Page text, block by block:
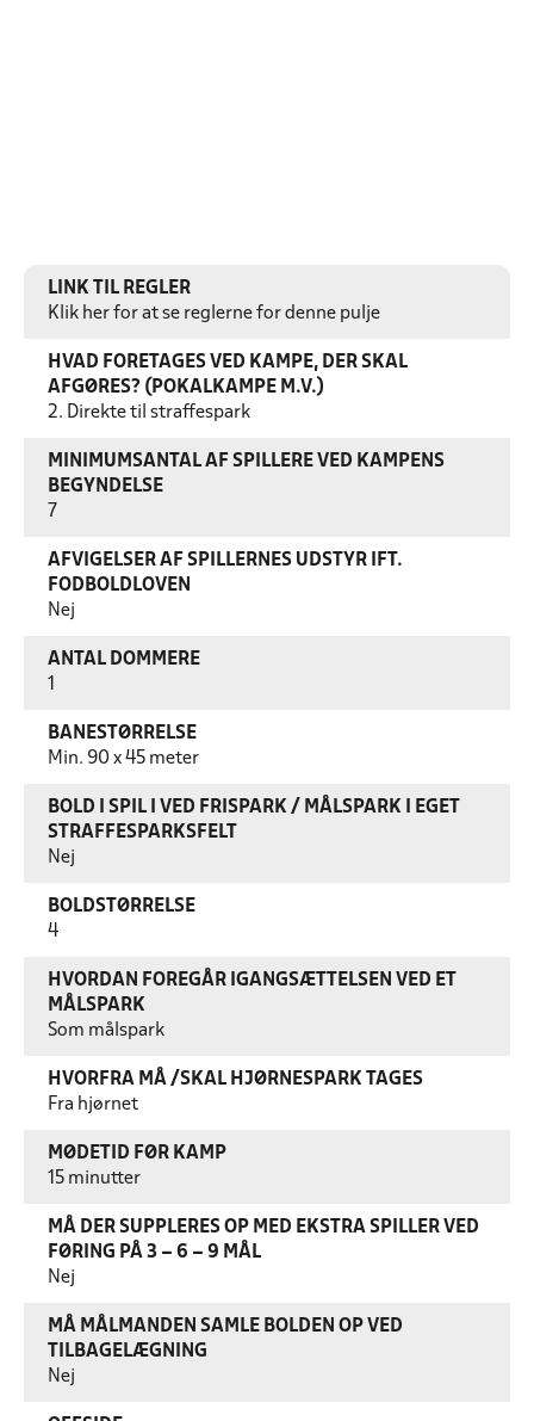
LINK TIL REGLER
Klik her for at se reglerne for denne pulje
HVAD FORETAGES VED KAMPE, DER SKAL
AFGØRES? (POKALKAMPE M.V.)
2. Direkte til straffespark
MINIMUMSANTAL AF SPILLERE VED KAMPENS
BEGYNDELSE
7
AFVIGELSER AF SPILLERNES UDSTYR IFT.
FODBOLDLOVEN
Nej
ANTAL DOMMERE
BANESTØRRELSE
Min. 90 x 45 meter
BOLD I SPIL I VED FRISPARK / MÅLSPARK I EGET
STRAFFESPARKSFELT
Nej
BOLDSTØRRELSE
4
HVORDAN FOREGÅR IGANGSÆTTELSEN VED ET
MÅLSPARK
Som målspark
HVORFRA MÅ /SKAL HJØRNESPARK TAGES
Fra hjørnet
MØDETID FØR KAMP
15 minutter
MÅ DER SUPPLERES OP MED EKSTRA SPILLER VED
FØRING PÅ 3 – 6 – 9 MÅL
Nej
MÅ MÅLMANDEN SAMLE BOLDEN OP VED
TILBAGELÆGNING
Nej